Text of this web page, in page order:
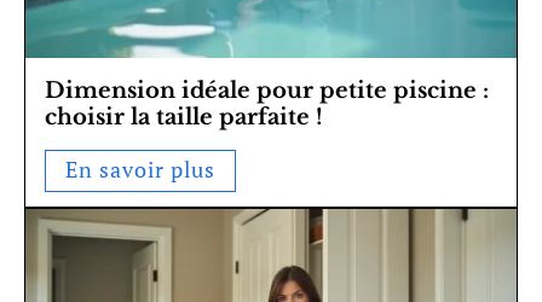
Dimension idéale pour petite piscine :
choisir la taille parfaite !
En savoir plus